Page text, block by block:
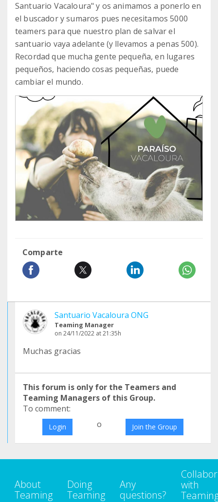
Santuario Vacaloura" y os animamos a ponerlo en
el buscador y sumaros pues necesitamos 5000
teamers para que nuestro plan de salvar el
santuario vaya adelante (y llevamos a penas 500).
Recordad que mucha gente pequeña, en lugares
pequeños, haciendo cosas pequeñas, puede
cambiar el mundo.
Comparte
Santuario Vacaloura ONG
Teaming Manager
on 24/11/2022 at 21:35h
Muchas gracias
This forum is only for the Teamers and
Teaming Managers of this Group.
To comment:
Login o Join the Group
About
Teaming
Doing
Teaming
Any
questions?
with